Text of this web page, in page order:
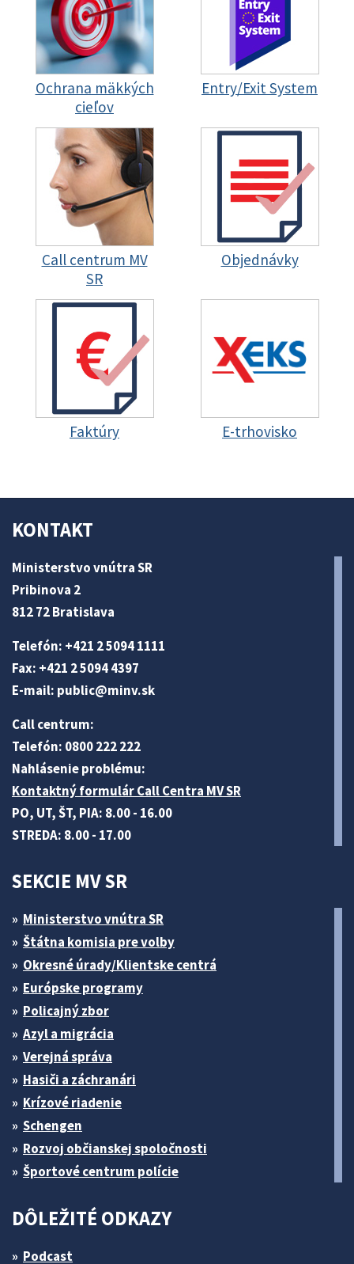
Ochrana mäkkých
cieľov
Entry/Exit System
Call centrum MV
SR
Objednávky
Faktúry E-trhovisko
KONTAKT
Ministerstvo vnútra SR
Pribinova 2
812 72 Bratislava
Telefón: +421 2 5094 1111
Fax: +421 2 5094 4397
E-mail: public@minv.sk
Call centrum:
Telefón: 0800 222 222
Nahlásenie problému:
Kontaktný formulár Call Centra MV SR
PO, UT, ŠT, PIA: 8.00 - 16.00
STREDA: 8.00 - 17.00
SEKCIE MV SR
Ministerstvo vnútra SR
Štátna komisia pre volby
Okresné úrady/Klientske centrá
Európske programy
Policajný zbor
Azyl a migrácia
Verejná správa
Hasiči a záchranári
Krízové riadenie
Schengen
Rozvoj občianskej spoločnosti
Športové centrum polície
DÔLEŽITÉ ODKAZY
Podcast